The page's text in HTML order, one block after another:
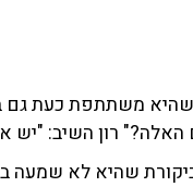
משתתפת כעת גם
האלה?" רון השיב:
שהיא לא שמעה